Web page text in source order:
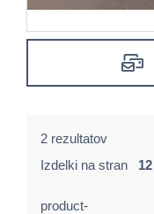
2 rezultatov
Izdelki na stran
product-